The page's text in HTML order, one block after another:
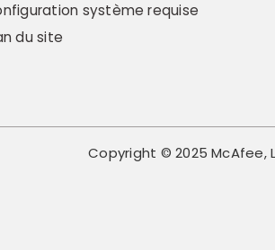
système requise
du site
Copyright © 2025 McAfee,